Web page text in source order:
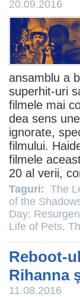
20.09.2016
ansamblu a
superhit-uri
filmele mai
dea sens
ignorate,
filmului.
filmele
20 al verii,
Taguri: The
of the
Day:
Life of Pets,
Reboot-
Rihanna
11.08.2016